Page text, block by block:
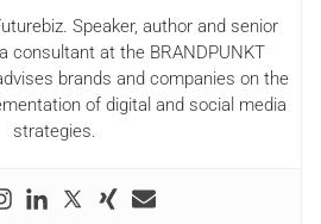
Speaker, author and senior
consultant at the BRANDPUNKT
brands and companies on the
of digital and social media
strategies.